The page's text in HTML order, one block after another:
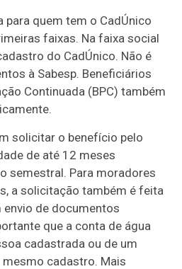
para quem tem o CadÚnico
faixas. Na faixa social
do CadÚnico. Não é
à Sabesp. Beneficiários
Continuada (BPC) também
solicitar o benefício pelo
de até 12 meses
semestral. Para moradores
a solicitação também é feita
envio de documentos
que a conta de água
cadastrada ou de um
cadastro. Mais